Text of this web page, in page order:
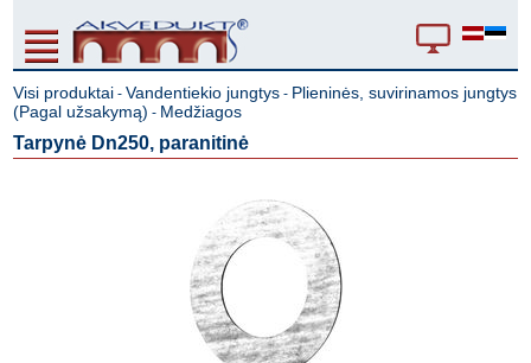
Visi produktai -Vandentiekio jungtys - Plieninės, suvirinamos jungtys
(Pagal užsakymą) - Medžiagos
Tarpynė Dn250, paranitinė